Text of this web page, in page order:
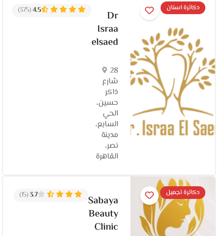
دكاترة اسنان
Dr
Israa
elsaed
28
شارع
ذاكر
حسين،
الحي
السابع،
مدينة
نصر،
القاهرة‬
4.5
(375)
دكاترة تجميل
Sabaya
Beauty
Clinic
3.7
(15)